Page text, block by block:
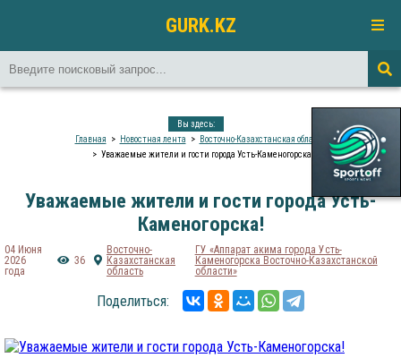
GURK.KZ
Вы здесь:
Главная
Новостная лента
Восточно-Казахстанская область
Уважаемые жители и гости города Усть-Каменогорска!
Уважаемые жители и гости города Усть-
Каменогорска!
04 Июня
2026
года
36
Восточно-
Казахстанская
область
ГУ «Аппарат акима города Усть-
Каменогорска Восточно-Казахстанской
области»
Поделиться: